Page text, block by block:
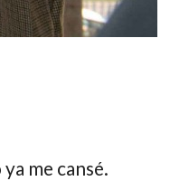
me cansé.